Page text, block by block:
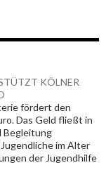
KÖLNER
fördert den
Das Geld fließt in
Begleitung
im Alter
der Jugendhilfe